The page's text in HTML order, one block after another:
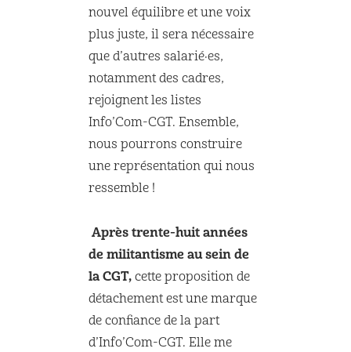
nouvel équilibre et une voix
plus juste, il sera nécessaire
que d’autres salarié·es,
notamment des cadres,
rejoignent les listes
Info’Com-CGT. Ensemble,
nous pourrons construire
une représentation qui nous
ressemble !
Après trente-huit années
de militantisme au sein de
la CGT, cette proposition de
détachement est une marque
de confiance de la part
d’Info’Com-CGT. Elle me